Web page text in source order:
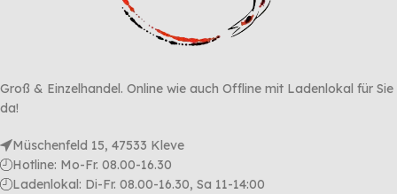
Groß & Einzelhandel. Online wie auch Offline mit Ladenlokal für Sie
da!
Müschenfeld 15, 47533 Kleve
Hotline: Mo-Fr. 08.00-16.30
Ladenlokal: Di-Fr. 08.00-16.30, Sa 11-14:00